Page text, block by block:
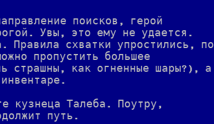
поисков, герой
Увы, это ему не удается.
Правила схватки упростились, по
пропустить большее
страшны, как огненные шары?), а
кузнеца Талеба. Поутру,
путь.